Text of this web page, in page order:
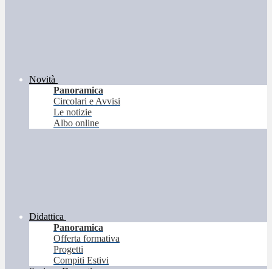
Novità
Panoramica
Circolari e Avvisi
Le notizie
Albo online
Didattica
Panoramica
Offerta formativa
Progetti
Compiti Estivi